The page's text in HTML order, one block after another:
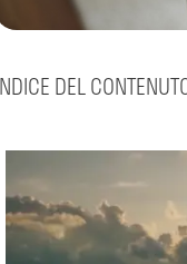
DEL